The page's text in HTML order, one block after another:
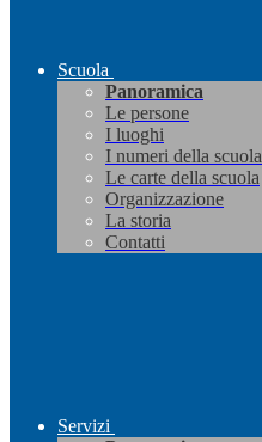
Scuola
Panoramica
Le persone
I luoghi
I numeri della scuola
Le carte della scuola
Organizzazione
La storia
Contatti
Servizi